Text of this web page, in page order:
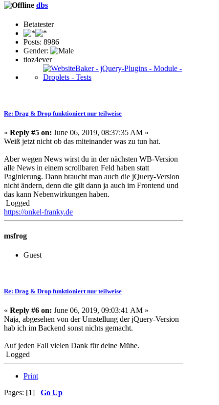
dbs
Betatester
Posts: 8986
Gender:
tioz4ever
Re: Drag & Drop funktioniert nur teilweise
« Reply #5 on: June 06, 2019, 08:37:35 AM »
Weiß jetzt nicht ob das miteinander was zu tun hat.
Aber wegen News wirst du in der nächsten WB-Version
alle News in einem scrollbaren Feld haben statt
Paginierung. Dann braucht man auch die jQuery-Version
nicht ändern, denn die gilt dann ja auch im Frontend und
das kann Nebenwirkungen haben.
Logged
https://onkel-franky.de
msfrog
Guest
Re: Drag & Drop funktioniert nur teilweise
« Reply #6 on: June 06, 2019, 09:03:41 AM »
Naja, abgesehen von der Umstellung der jQuery-Version
hab ich im Backend sonst nichts gemacht.
Auf jeden Fall vielen Dank für deine Mühe.
Logged
Print
Pages: [1] Go Up